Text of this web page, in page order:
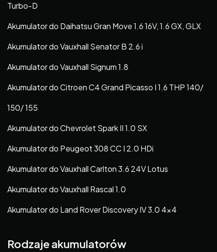
Turbo-D
Akumulator do Daihatsu Gran Move 1.6 16V, 1.6 GX, GLX
Akumulator do Vauxhall Senator B 2.6 i
Akumulator do Vauxhall Signum 1.8
Akumulator do Citroen C4 Grand Picasso I 1.6 THP 140/
150/ 155
Akumulator do Chevrolet Spark II 1.0 SX
Akumulator do Peugeot 308 CC I 2.0 HDi
Akumulator do Vauxhall Carlton 3.6 24V Lotus
Akumulator do Vauxhall Rascal 1.0
Akumulator do Land Rover Discovery IV 3.0 4×4
Rodzaje akumulatorów